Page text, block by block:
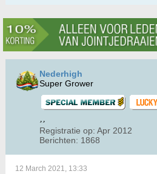
Nederhigh
Super Grower
Registratie op: Apr 2012
Berichten: 1868
12 March 2021, 13:33